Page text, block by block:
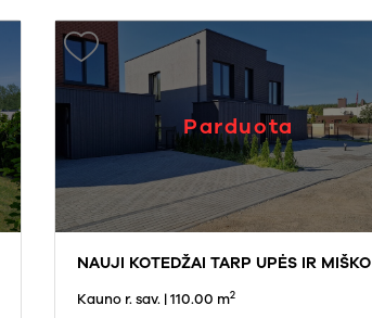
Parduota
NAUJI KOTEDŽAI TARP UPĖS IR MIŠKO
Kauno r. sav. | 110.00 m2